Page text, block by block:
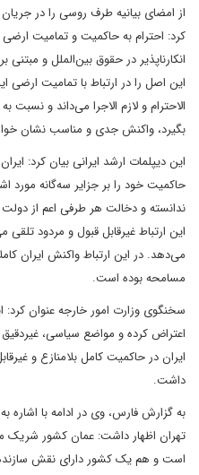
از امضای بیانیه طرف روسی را در
کرد: احترام به حاکمیت و تمامیت
انکارناپذیر در حقوق بین‌الملل و
این اصل را در ارتباط با تمامیت
الاحترام و لازم الاجرا می‌داند و
بگیرد، واکنش جدی و مناسب نشان
این دیپلمات ارشد ایرانی بیان کرد:
حاکمیت خود را بر جزایر سه‌گانه مورد
ندانسته و دخالت هر طرفی اعم از
این ارتباط غیرقابل قبول و مردود
می‌دهد. در این ارتباط واکنش ایران
مسامحه بوده است.
سخنگوی وزارت امور خارجه عنوان
اعتراض کرده و مواضع سیاسی،
ایران در حاکمیت کامل بلامنازع و
داشت.
به گزارش فارس، وی در ادامه با اشاره
تهران اظهار داشت: عمان کشور شریک
است و هم یک کشور دارای نقش